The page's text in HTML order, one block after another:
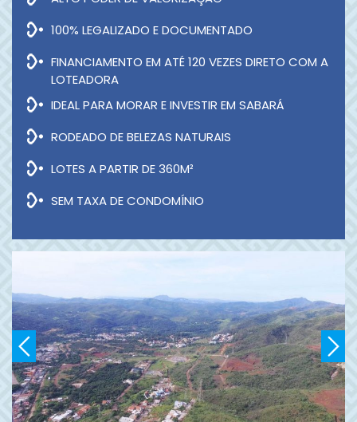
100% LEGALIZADO E DOCUMENTADO
FINANCIAMENTO EM ATÉ 120 VEZES DIRETO COM A
LOTEADORA
IDEAL PARA MORAR E INVESTIR EM SABARÁ
RODEADO DE BELEZAS NATURAIS
LOTES A PARTIR DE 360M²
SEM TAXA DE CONDOMÍNIO